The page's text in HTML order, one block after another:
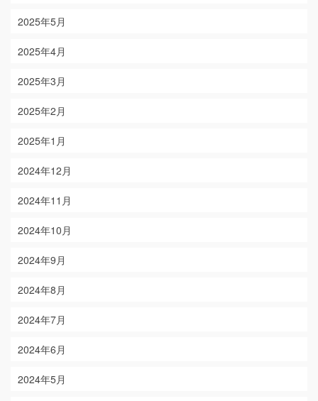
2025年5月
2025年4月
2025年3月
2025年2月
2025年1月
2024年12月
2024年11月
2024年10月
2024年9月
2024年8月
2024年7月
2024年6月
2024年5月